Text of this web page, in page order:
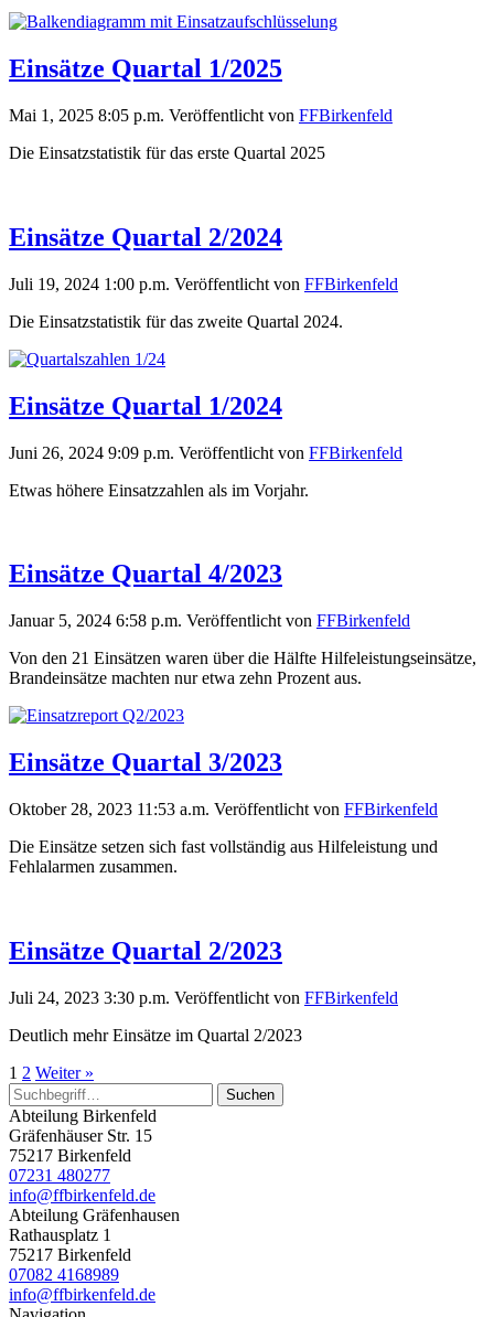
Einsätze Quartal 1/2025
Mai 1, 2025 8:05 p.m. Veröffentlicht von FFBirkenfeld
Die Einsatzstatistik für das erste Quartal 2025
Einsätze Quartal 2/2024
Juli 19, 2024 1:00 p.m. Veröffentlicht von FFBirkenfeld
Die Einsatzstatistik für das zweite Quartal 2024.
Einsätze Quartal 1/2024
Juni 26, 2024 9:09 p.m. Veröffentlicht von FFBirkenfeld
Etwas höhere Einsatzzahlen als im Vorjahr.
Einsätze Quartal 4/2023
Januar 5, 2024 6:58 p.m. Veröffentlicht von FFBirkenfeld
Von den 21 Einsätzen waren über die Hälfte Hilfeleistungseinsätze,
Brandeinsätze machten nur etwa zehn Prozent aus.
Einsätze Quartal 3/2023
Oktober 28, 2023 11:53 a.m. Veröffentlicht von FFBirkenfeld
Die Einsätze setzen sich fast vollständig aus Hilfeleistung und
Fehlalarmen zusammen.
Einsätze Quartal 2/2023
Juli 24, 2023 3:30 p.m. Veröffentlicht von FFBirkenfeld
Deutlich mehr Einsätze im Quartal 2/2023
1 2 Weiter »
Suchen
Abteilung Birkenfeld
Gräfenhäuser Str. 15
75217 Birkenfeld
07231 480277
info@ffbirkenfeld.de
Abteilung Gräfenhausen
Rathausplatz 1
75217 Birkenfeld
07082 4168989
info@ffbirkenfeld.de